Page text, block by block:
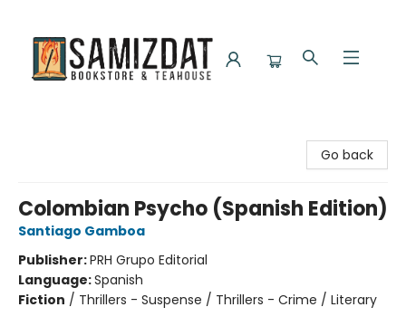
Go back
Colombian Psycho (Spanish Edition)
Santiago Gamboa
Publisher:PRH Grupo Editorial
Language:Spanish
Fiction / Thrillers - Suspense / Thrillers - Crime / Literary